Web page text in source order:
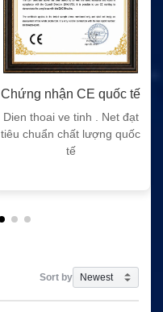
Chứng nhận CE quốc tế
Dien thoai ve tinh . Net đạt
tiêu chuẩn chất lượng quốc
tế
Sort by